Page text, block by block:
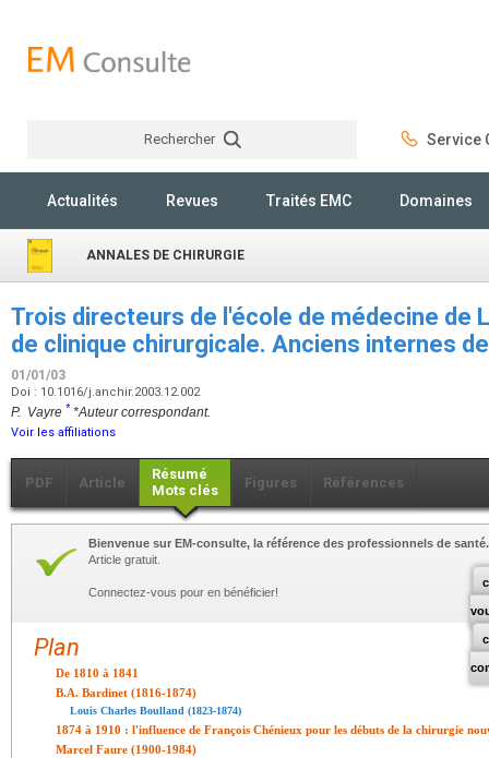
Rechercher Service
Actualités Revues Traités EMC Domaines
ANNALES DE CHIRURGIE
Trois directeurs de l'école de médecine de
de clinique chirurgicale. Anciens internes
01/01/03
Doi : 10.1016/j.anchir.2003.12.002
P. Vayre * *Auteur correspondant.
Voir les affiliations
PDF Article
Résumé
Mots clés
Figures Références
Bienvenue sur EM-consulte, la référence des professionnels de santé.
Article gratuit.
Connectez-vous pour en bénéficier!
Plan
De 1810 à 1841
B.A. Bardinet (1816-1874)
Louis Charles Boulland (1823-1874)
1874 à 1910 : l'influence de François Chénieux pour les débuts de la chirurgie
Marcel Faure (1900-1984)